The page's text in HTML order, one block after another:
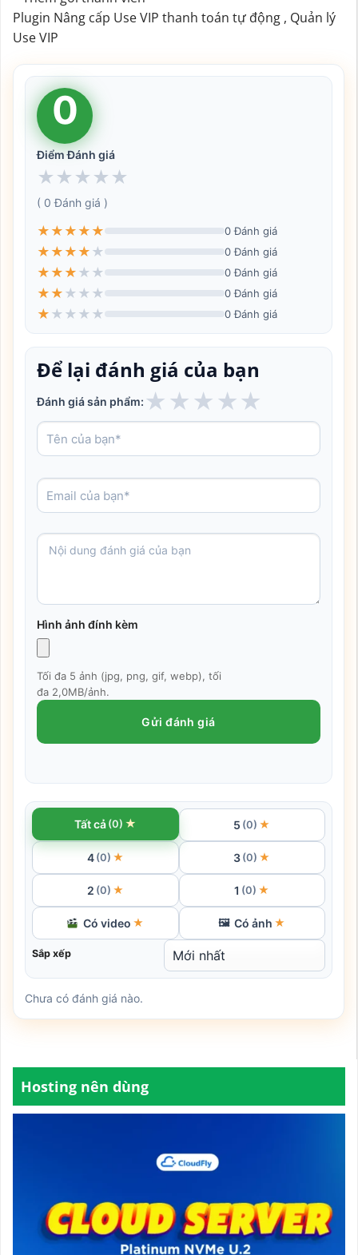
Plugin Nâng cấp Use VIP thanh toán tự động , Quản lý
Use VIP
0
Điểm Đánh giá
★ ★ ★ ★ ★
( 0 Đánh giá )
★ ★ ★ ★ ★ 0 Đánh giá
★ ★ ★ ★ ★ 0 Đánh giá
★ ★ ★ ★ ★ 0 Đánh giá
★ ★ ★ ★ ★ 0 Đánh giá
★ ★ ★ ★ ★ 0 Đánh giá
Để lại đánh giá của bạn
Đánh giá sản phẩm: ★ ★ ★ ★★
Hình ảnh đính kèm
Tối đa 5 ảnh (jpg, png, gif, webp), tối
đa 2,0MB/ảnh.
Gửi đánh giá
Tất cả (0) ★ 5 (0) ★
4 (0) ★ 3 (0) ★
2 (0) ★ 1 (0) ★
Có video ★ 🖼 Có ảnh ★
Sắp xếp
Chưa có đánh giá nào.
Hosting nên dùng